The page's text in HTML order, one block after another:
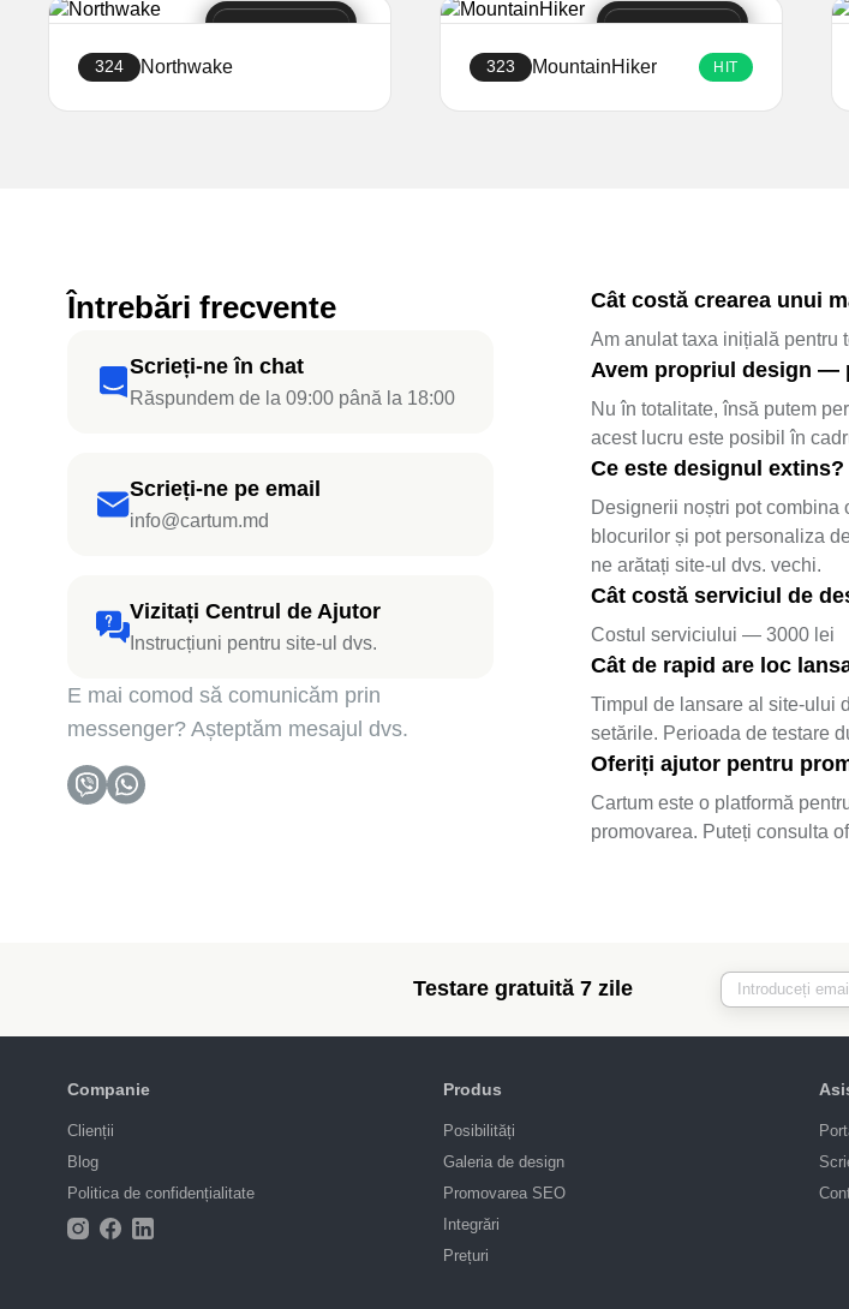
324 Northwake 323 MountainHiker HIT
Întrebări frecvente
Scrieți-ne în chat
Răspundem de la 09:00 până la 18:00
Scrieți-ne pe email
info@cartum.md
Vizitați Centrul de Ajutor
Instrucțiuni pentru site-ul dvs.
E mai comod să comunicăm prin
messenger? Așteptăm mesajul dvs.
Cât costă crearea unui
Am anulat taxa inițială pentru
Avem propriul design —
Nu în totalitate, însă putem
acest lucru este posibil în
Ce este designul extins?
Designerii noștri pot combina
blocurilor și pot personaliza
ne arătați site-ul dvs. vechi.
Cât costă serviciul de
Costul serviciului — 3000 lei
Cât de rapid are loc
Timpul de lansare al site-ului
setările. Perioada de testare
Oferiți ajutor pentru
Cartum este o platformă
promovarea. Puteți consulta
Testare gratuită 7 zile
Companie
Clienții
Blog
Politica de confidențialitate
Produs
Posibilități
Galeria de design
Promovarea SEO
Integrări
Prețuri